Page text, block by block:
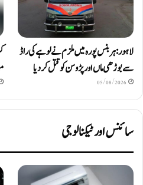
لاہور: ہربنس پورہ میں ملزم نے لوہے کی راڈ
سے بوڑھی ماں اور پڑوسن کو قتل کر دیا
05/08/2026
سائنس اور ٹیکنالوجی